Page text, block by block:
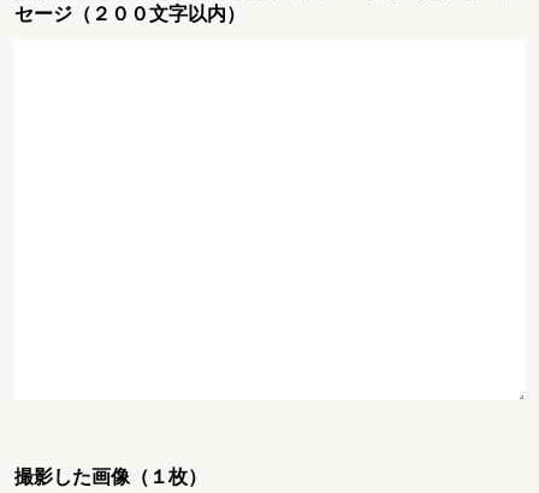
セージ（２００文字以内）
撮影した画像（１枚）